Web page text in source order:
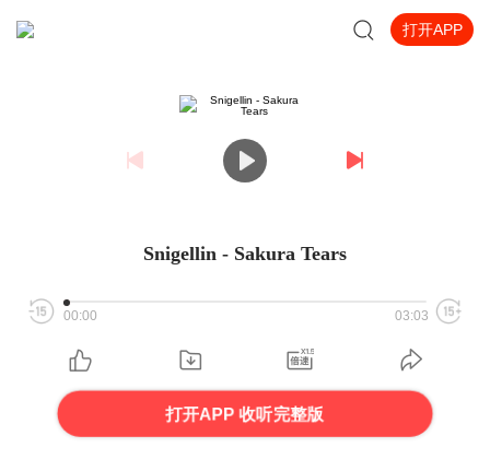
打开APP
Snigellin - Sakura Tears
00:00 03:03
打开APP 收听完整版